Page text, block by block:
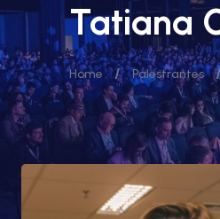
Tatiana
Home / Palestrantes /